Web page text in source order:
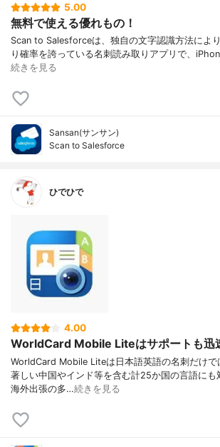
5.00
無料で使える優れもの！
Scan to Salesforceは、独自の文字認識方法によ
り確率を誇っている名刺読み取りアプリで、
続きを見る
Sansan(サンサン)
Scan to Salesforce
ひでひで
4.00
WorldCard Mobile Liteはサポートも迅
WorldCard Mobile Liteは日本語英語の名刺だけで
著しい中国やインド等を含む計25か国の言語にも
海外出張の多…続きを見る